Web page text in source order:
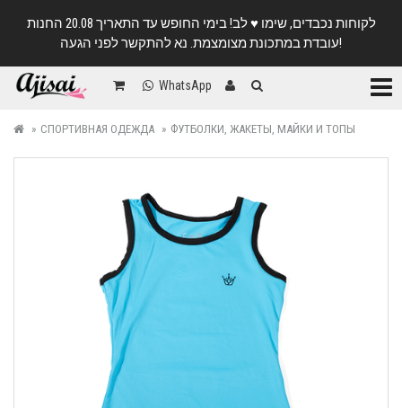
לקוחות נכבדים, שימו ♥️ לב! בימי החופש עד התאריך 20.08 החנות
עובדת במתכונת מצומצמת. נא להתקשר לפני הגעה!
WhatsApp
СПОРТИВНАЯ ОДЕЖДА ФУТБОЛКИ, ЖАКЕТЫ, МАЙКИ И ТОПЫ